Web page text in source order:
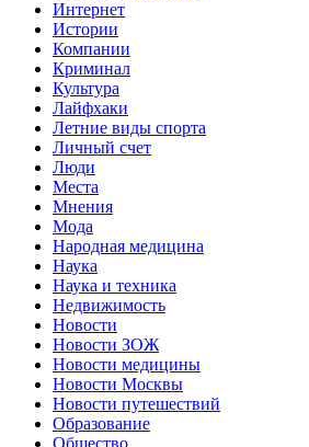
Интернет
Истории
Компании
Криминал
Культура
Лайфхаки
Летние виды спорта
Личный счет
Люди
Места
Мнения
Мода
Народная медицина
Наука
Наука и техника
Недвижимость
Новости
Новости ЗОЖ
Новости медицины
Новости Москвы
Новости путешествий
Образование
Общество